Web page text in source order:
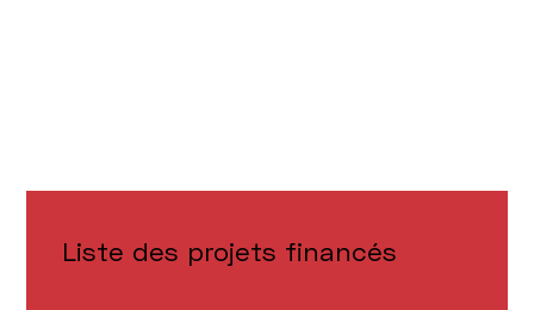
Liste des projets financés